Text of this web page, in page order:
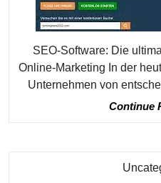
SEO-Software: Die
Online-Marketing In der
Unternehmen von
Continue